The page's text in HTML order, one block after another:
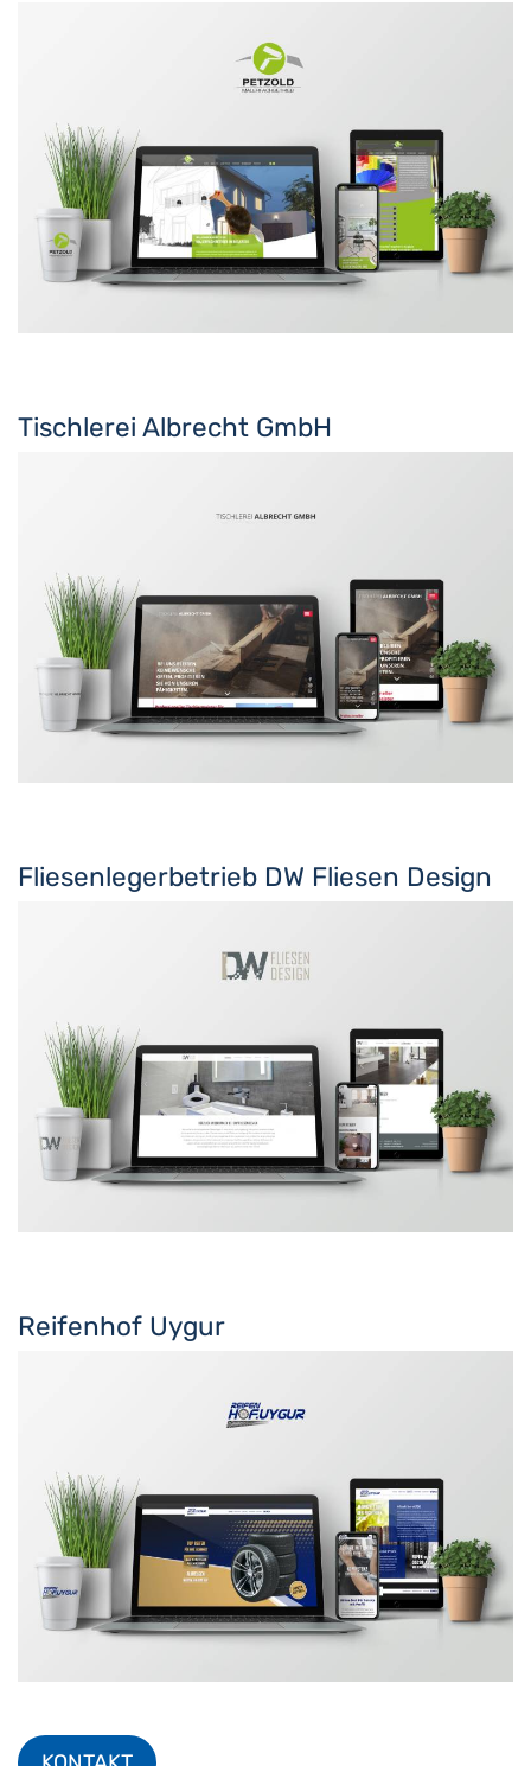
Tischlerei Albrecht GmbH
Fliesenlegerbetrieb DW Fliesen Design
Reifenhof Uygur